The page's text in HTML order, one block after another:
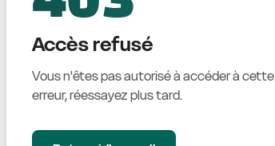
Accès refusé
Vous n'êtes pas autorisé à accéder à
erreur, réessayez plus tard.